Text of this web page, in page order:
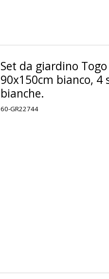
Set da giardino
90x150cm bianco, 4
bianche.
60-GR22744